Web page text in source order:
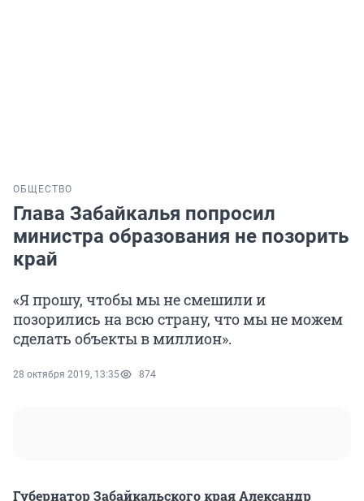
ОБЩЕСТВО
Глава Забайкалья попросил
министра образования не позорить
край
«Я прошу, чтобы мы не смешили и
позорились на всю страну, что мы не можем
сделать объекты в миллион».
28 октября 2019, 13:35 874
Губернатор Забайкальского края Александр